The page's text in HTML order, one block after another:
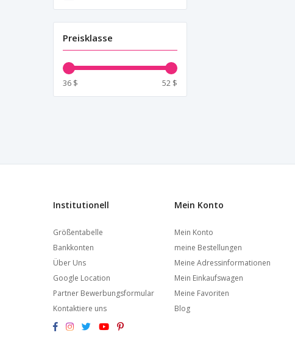
Preisklasse
36 $ 52 $
Institutionell
Größentabelle
Bankkonten
Über Uns
Google Location
Partner Bewerbungsformular
Kontaktiere uns
Mein Konto
Mein Konto
meine Bestellungen
Meine Adressinformationen
Mein Einkaufswagen
Meine Favoriten
Blog